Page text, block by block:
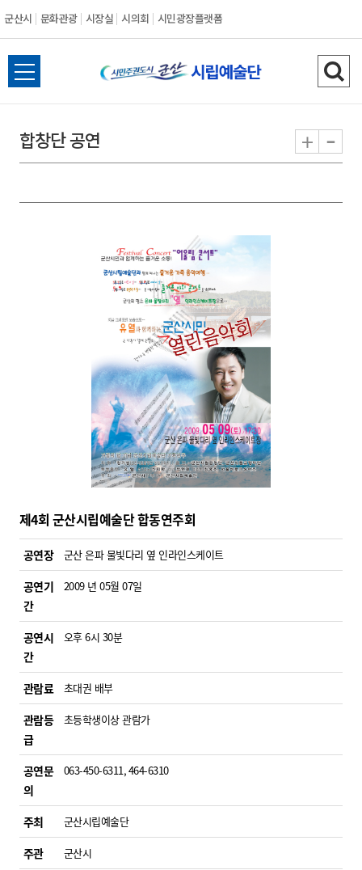
군산시 문화관광 시장실 시의회 시민광장플랫폼
군
산
전
체
뉴
열
검
색
기
합창단 공연 + -
제4회 군산시립예술단 합동연주회
공연장 군산 은파 물빛다리 옆 인라인스케이트
공연기
간
2009 년 05월 07일
공연시
간
오후 6시 30분
관람료 초대권 배부
관람등
급
초등학생이상 관람가
공연문
의
063-450-6311, 464-6310
주최 군산시립예술단
주관 군산시